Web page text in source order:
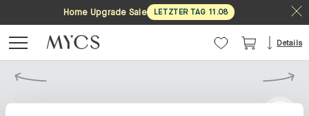
Home Upgrade Sale LETZTER TAG 11 .08
Details